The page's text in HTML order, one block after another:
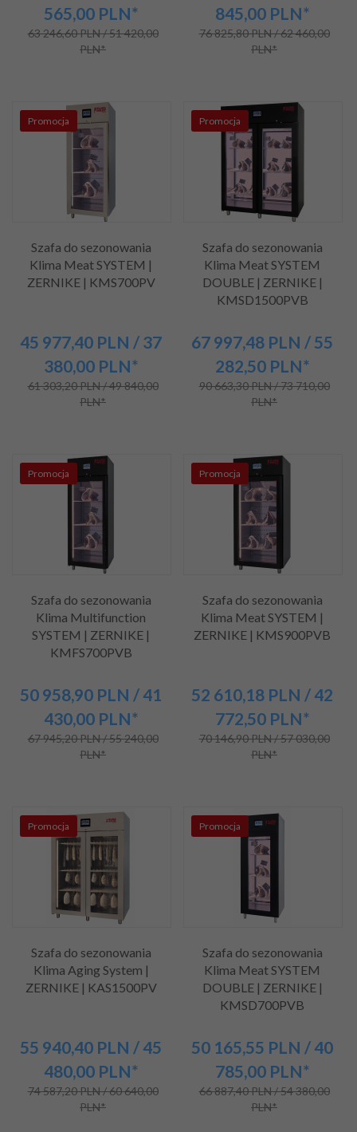
565,00 PLN*
63 246,60 PLN / 51 420,00
PLN*
845,00 PLN*
76 825,80 PLN / 62 460,00
PLN*
Promocja
Szafa do sezonowania
Klima Meat SYSTEM |
ZERNIKE | KMS700PV
45 977,40 PLN / 37
380,00 PLN*
61 303,20 PLN / 49 840,00
PLN*
Promocja
Szafa do sezonowania
Klima Meat SYSTEM
DOUBLE | ZERNIKE |
KMSD1500PVB
67 997,48 PLN / 55
282,50 PLN*
90 663,30 PLN / 73 710,00
PLN*
Promocja
Szafa do sezonowania
Klima Multifunction
SYSTEM | ZERNIKE |
KMFS700PVB
50 958,90 PLN / 41
430,00 PLN*
67 945,20 PLN / 55 240,00
PLN*
Promocja
Szafa do sezonowania
Klima Meat SYSTEM |
ZERNIKE | KMS900PVB
52 610,18 PLN / 42
772,50 PLN*
70 146,90 PLN / 57 030,00
PLN*
Promocja
Szafa do sezonowania
Klima Aging System |
ZERNIKE | KAS1500PV
55 940,40 PLN / 45
480,00 PLN*
74 587,20 PLN / 60 640,00
PLN*
Promocja
Szafa do sezonowania
Klima Meat SYSTEM
DOUBLE | ZERNIKE |
KMSD700PVB
50 165,55 PLN / 40
785,00 PLN*
66 887,40 PLN / 54 380,00
PLN*